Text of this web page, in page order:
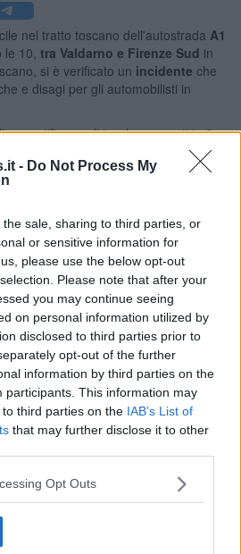
- Do Not Process My
sale, sharing to third parties, or
or sensitive information for
please use the below opt-out
Please note that after your
you may continue seeing
on personal information utilized by
disclosed to third parties prior to
opt-out of the further
information by third parties on the
participants. This information may
third parties on the IAB’s List of
that may further disclose it to other
Opt Outs
nel tratto toscano dell'autostrada A1
10, tra Valdarno e Firenze Sud in
si è verificato un incidente che
e disagi per gli automobilisti in
quantificava gli incolonnamenti in6
del chilometro316, dove
di soccorso e messa in sicurezza il
un'unica corsia.